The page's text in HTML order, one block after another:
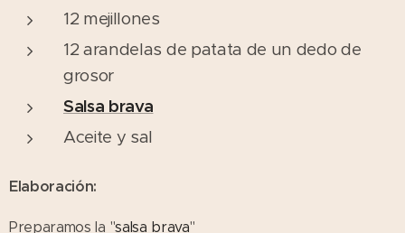
12 mejillones
12 arandelas de patata de un dedo de
grosor
Salsa brava
Aceite y sal
Elaboración:
Preparamos la "salsa brava"